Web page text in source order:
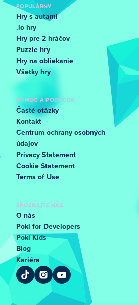
POPULÁRNY
Hry s autami
.io hry
Hry pre 2 hráčov
Puzzle hry
Hry na obliekanie
Všetky hry
POMOC A PODPORA
Časté otázky
Kontakt
Centrum ochrany osobných
údajov
Privacy Statement
Cookie Statement
Terms of Use
SPOZNAJTE NÁS
O nás
Poki for Developers
Poki Kids
Blog
Kariéra